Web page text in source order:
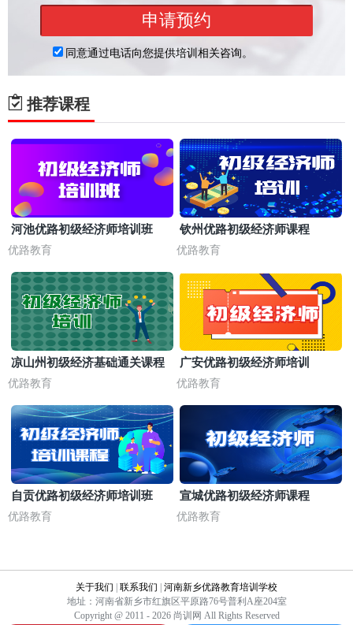
推荐课程
河池优路初级经济师培训班
优路教育
钦州优路初级经济师课程
优路教育
凉山州初级经济基础通关课程
优路教育
广安优路初级经济师培训
优路教育
自贡优路初级经济师培训班
优路教育
宣城优路初级经济师课程
优路教育
关于我们 | 联系我们 | 河南新乡优路教育培训学校
地址：河南省新乡市红旗区平原路76号普利A座204室
Copyright @ 2011 - 2026 尚训网 All Rights Reserved